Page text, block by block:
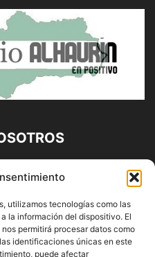
utilizamos tecnologías como las
la información del dispositivo. El
permitirá procesar datos como
identificaciones únicas en este
puede afectar
Propiedad de
639 95 71 95 | Noticias de
y Provincia|